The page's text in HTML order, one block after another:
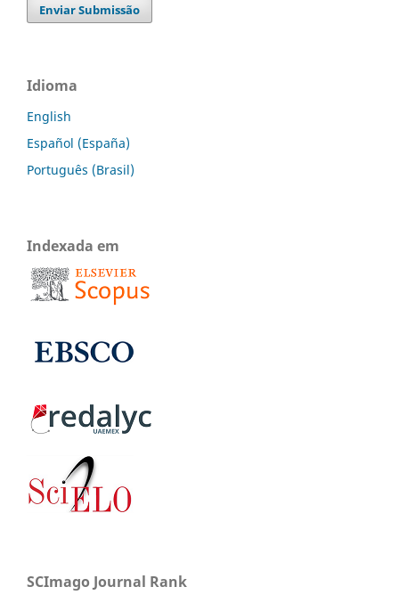
Enviar Submissão
Idioma
English
Español (España)
Português (Brasil)
Indexada em
SCImago Journal Rank